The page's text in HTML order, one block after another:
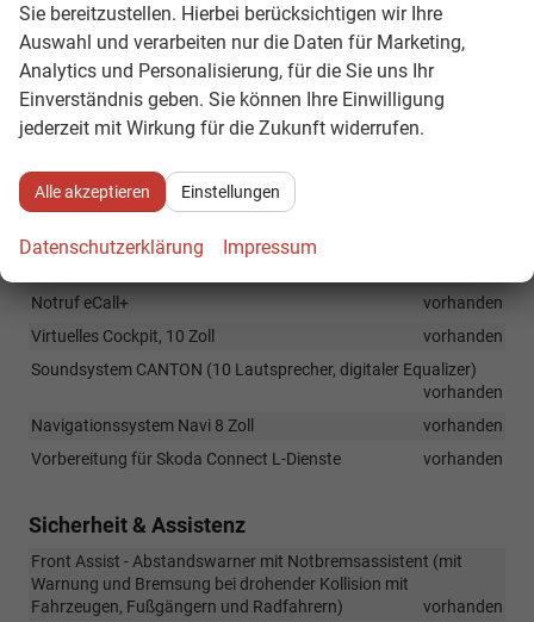
USB-C Anschluss am Innenrückspiegel
vorhanden
Lordosenstützen an den Vordersitzen
vorhanden
Rücksitzbank ungeteilt, Rückenlehne geteilt und umklappbar
vorhanden
Variables Gepäckraumkonzept
Infotainment & Kommunikation
SmartLink, drahtlos (Apple CarPlay und Android Auto)
Notruf eCall+
vorhanden
Virtuelles Cockpit, 10 Zoll
vorhanden
Soundsystem CANTON (10 Lautsprecher, digitaler Equalizer)
vorhanden
Navigationssystem Navi 8 Zoll
vorhanden
Vorbereitung für Skoda Connect L-Dienste
vorhanden
Sicherheit & Assistenz
Front Assist - Abstandswarner mit Notbremsassistent (mit
Warnung und Bremsung bei drohender Kollision mit
Fahrzeugen, Fußgängern und Radfahrern)
vorhanden
Sie bereitzustellen. Hierbei berücksichtigen wir Ihre
Auswahl und verarbeiten nur die Daten für Marketing,
Analytics und Personalisierung, für die Sie uns Ihr
Einverständnis geben. Sie können Ihre Einwilligung
jederzeit mit Wirkung für die Zukunft widerrufen.
Alle akzeptieren Einstellungen
Datenschutzerklärung Impressum